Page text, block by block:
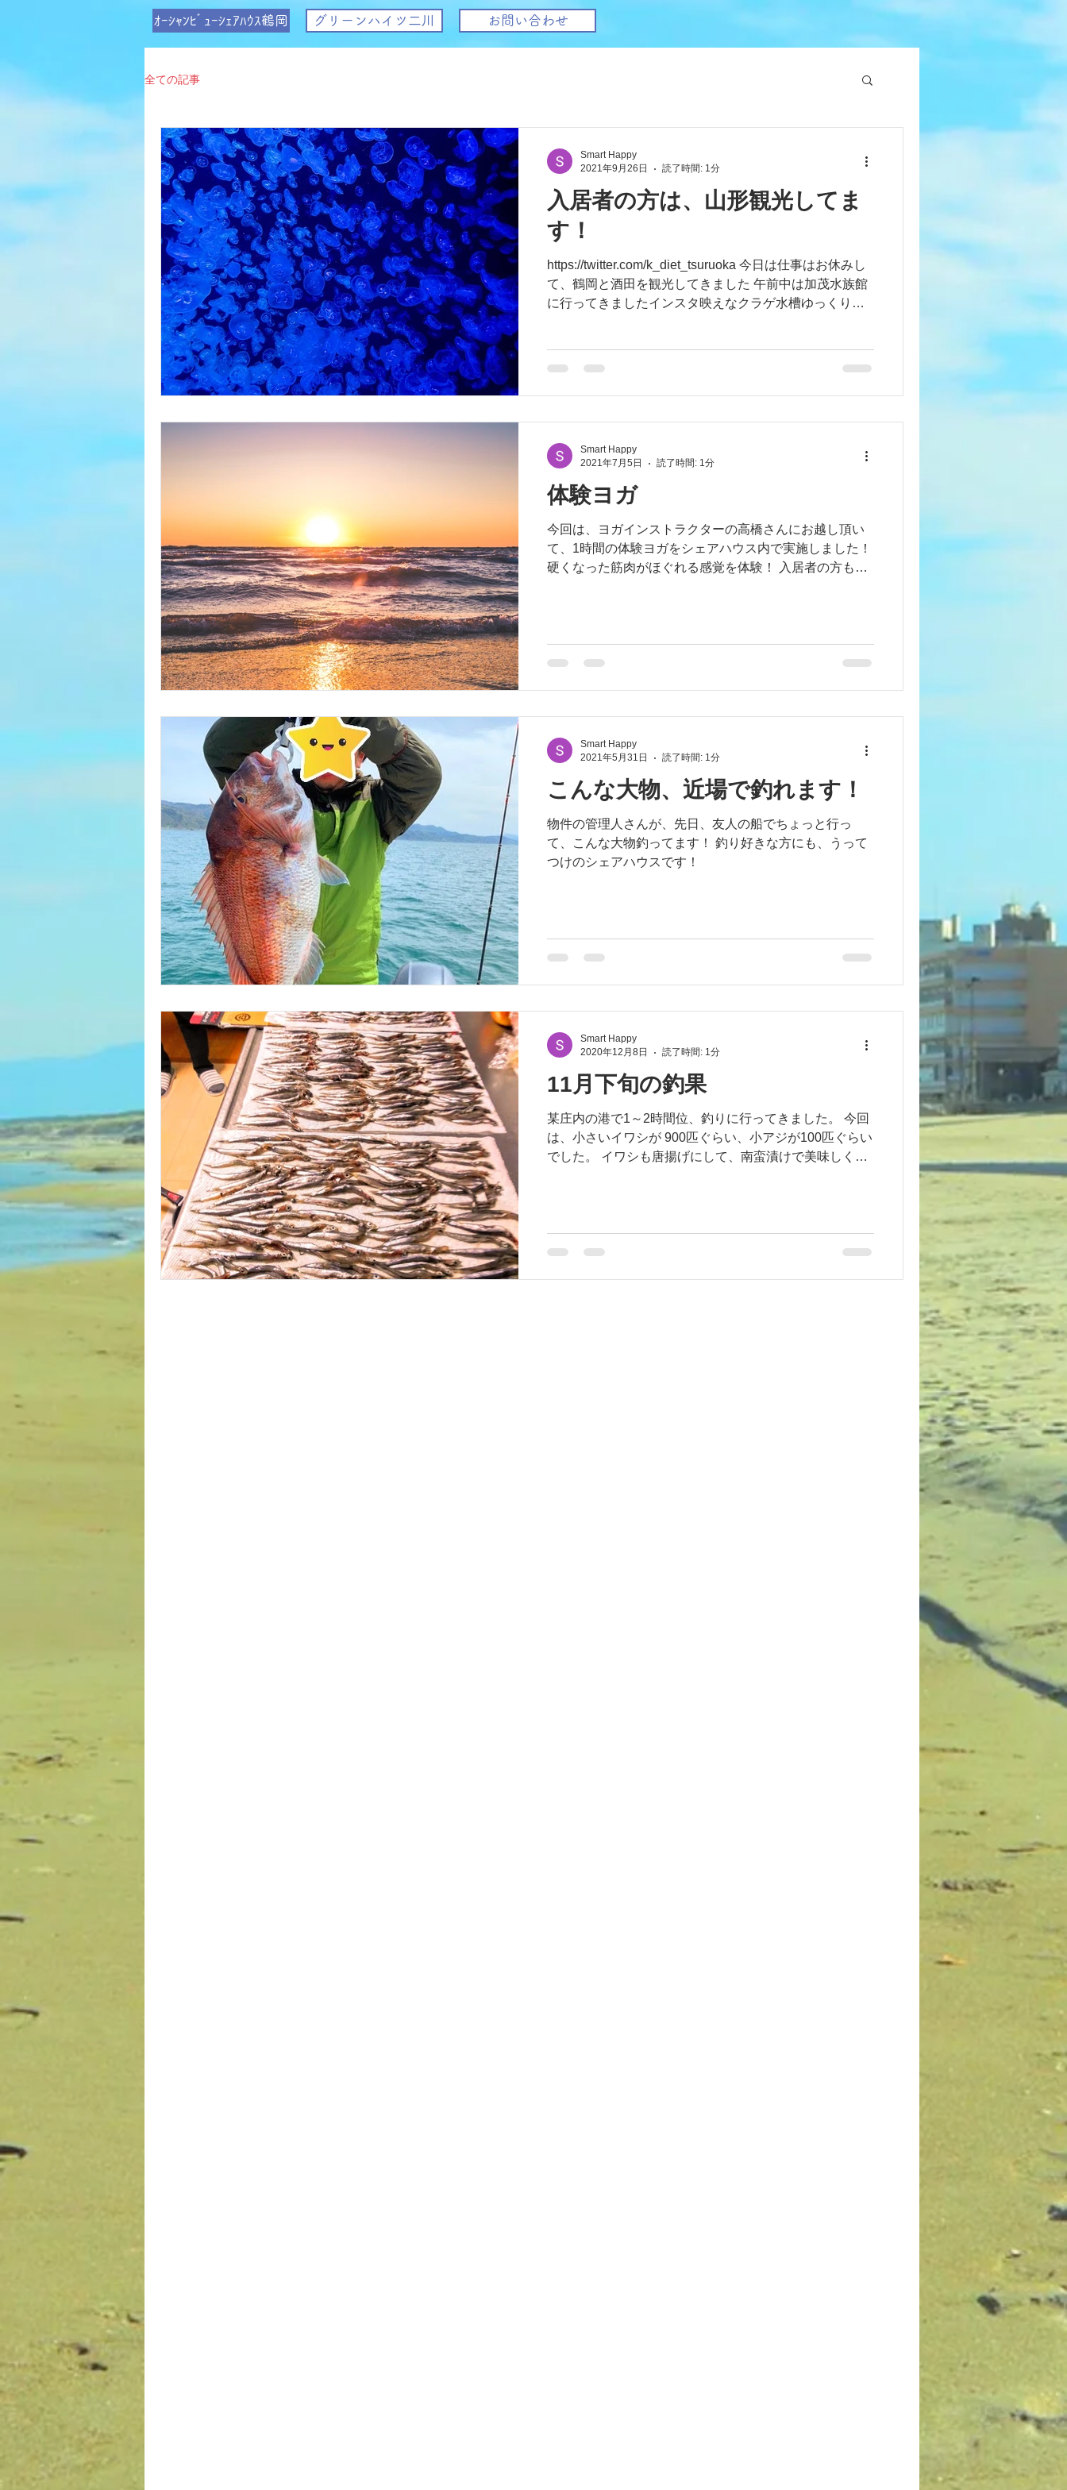
ｵｰｼｬﾝﾋﾞｭｰｼｪｱﾊｳｽ鶴岡 グリーンハイツ二川 お問い合わせ
全ての記事
入居者の方は、山形観光してま
す！
https://twitter.com/k_diet_tsuruoka 今日は仕事はお休みし
て、鶴岡と酒田を観光してきました 午前中は加茂水族館
に行ってきましたインスタ映えなクラゲ水槽ゆっくり眺
Smart Happy
2021年9月26日
読了時間: 1分
体験ヨガ
今回は、ヨガインストラクターの高橋さんにお越し頂い
て、1時間の体験ヨガをシェアハウス内で実施しました！
硬くなった筋肉がほぐれる感覚を体験！ 入居者の方も参
Smart Happy
2021年7月5日
読了時間: 1分
こんな大物、近場で釣れます！
物件の管理人さんが、先日、友人の船でちょっと行っ
て、こんな大物釣ってます！ 釣り好きな方にも、うって
つけのシェアハウスです！
Smart Happy
2021年5月31日
読了時間: 1分
11月下旬の釣果
某庄内の港で1～2時間位、釣りに行ってきました。 今回
は、小さいイワシが 900匹ぐらい、小アジが100匹ぐらい
でした。 イワシも唐揚げにして、南蛮漬けで美味しく頂
Smart Happy
2020年12月8日
読了時間: 1分